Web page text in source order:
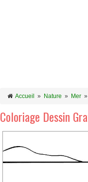
Accueil » Nature » Mer »
Coloriage Dessin